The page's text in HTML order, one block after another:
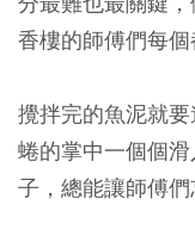
香樓的師傅們每個
攪拌完的魚泥就
蜷的掌中一個個
子，總能讓師傅們